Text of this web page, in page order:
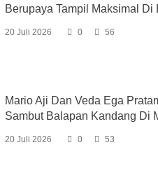
Berupaya Tampil Maksimal
20 Juli 2026 0 56
Mario Aji Dan Veda Ega
Sambut Balapan Kandang Di
20 Juli 2026 0 53